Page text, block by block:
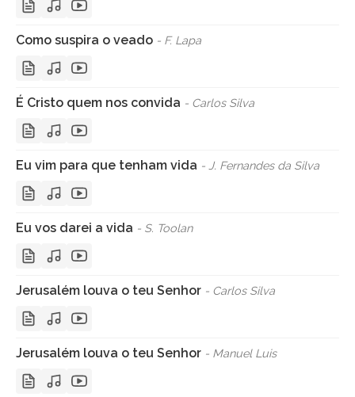
Como suspira o veado - F. Lapa
É Cristo quem nos convida - Carlos Silva
Eu vim para que tenham vida - J. Fernandes da Silva
Eu vos darei a vida - S. Toolan
Jerusalém louva o teu Senhor - Carlos Silva
Jerusalém louva o teu Senhor - Manuel Luis